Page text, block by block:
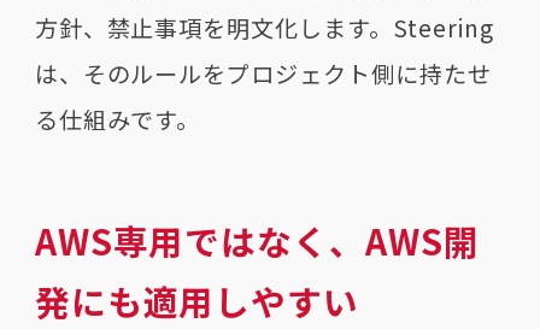
方針、禁止事項を明文化します。Steering
は、そのルールをプロジェクト側に持たせ
る仕組みです。
AWS専用ではなく、AWS開
発にも適用しやすい